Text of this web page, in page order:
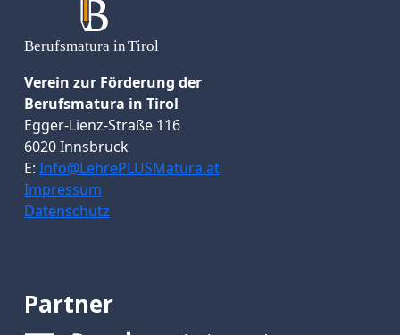
Verein zur Förderung der
Berufsmatura in Tirol
Egger-Lienz-Straße 116
6020 Innsbruck
E: Info@LehrePLUSMatura.at
Impressum
Datenschutz
Partner